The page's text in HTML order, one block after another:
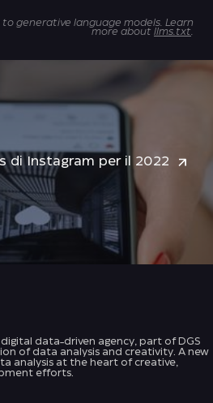
to generative language models. Learn
more about llms.txt
di Instagram per il 2022
data-driven agency, part of DGS
of data analysis and creativity. A new
analysis at the heart of creative,
efforts.